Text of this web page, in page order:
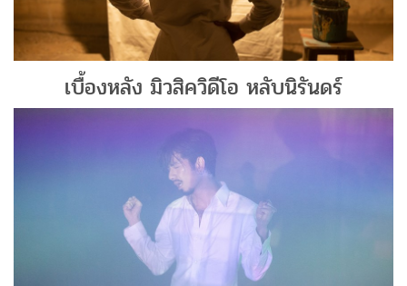
เบื้องหลัง มิวสิควิดีโอ หลับนิรันดร์